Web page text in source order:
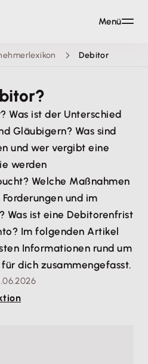
Debitor
Was ist der Unterschied
Gläubigern? Was sind
und wer vergibt eine
werden
Welche Maßnahmen
und im
Was ist eine Debitorenfrist
Im folgenden Artikel
Informationen rund um
dich zusammengefasst.
Menü